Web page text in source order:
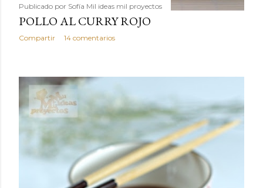
Publicado por Sofía Mil ideas mil proyectos
POLLO AL CURRY ROJO
Compartir 14 comentarios